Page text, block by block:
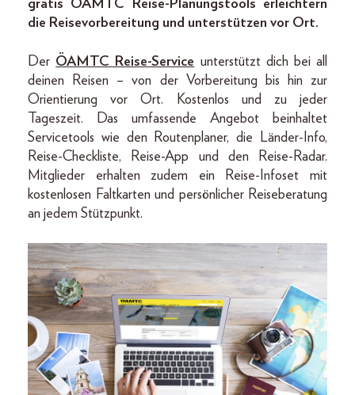
gratis ÖAMTC Reise-Planungstools erleichtern
die Reisevorbereitung und unterstützen vor Ort.
Der ÖAMTC Reise-Service unterstützt dich bei all
deinen Reisen – von der Vorbereitung bis hin zur
Orientierung vor Ort. Kostenlos und zu jeder
Tageszeit. Das umfassende Angebot beinhaltet
Servicetools wie den Routenplaner, die Länder-Info,
Reise-Checkliste, Reise-App und den Reise-Radar.
Mitglieder erhalten zudem ein Reise-Infoset mit
kostenlosen Faltkarten und persönlicher Reiseberatung
an jedem Stützpunkt.